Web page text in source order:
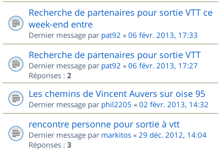
Recherche de partenaires pour sortie VTT ce
week-end entre
Dernier message par pat92 « 06 févr. 2013, 17:33
Recherche de partenaires pour sortie VTT
Dernier message par pat92 « 06 févr. 2013, 17:27
Réponses : 2
Les chemins de Vincent Auvers sur oise 95
Dernier message par phil2205 « 02 févr. 2013, 14:32
rencontre personne pour sortie à vtt
Dernier message par markitos « 29 déc. 2012, 14:04
Réponses : 3